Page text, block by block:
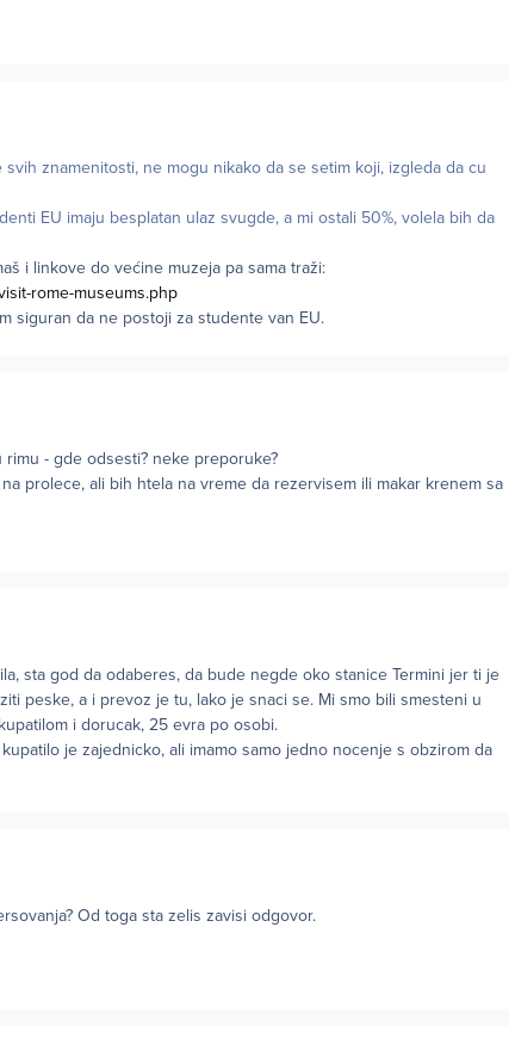
znamenitosti, ne mogu nikako da se setim koji, izgleda da cu
EU imaju besplatan ulaz svugde, a mi ostali 50%, volela bih da
i linkove do većine muzeja pa sama traži:
rome-museums.php
siguran da ne postoji za studente van EU.
- gde odsesti? neke preporuke?
prolece, ali bih htela na vreme da rezervisem ili makar krenem sa
sta god da odaberes, da bude negde oko stanice Termini jer ti je
peske, a i prevoz je tu, lako je snaci se. Mi smo bili smesteni u
i dorucak, 25 evra po osobi.
je zajednicko, ali imamo samo jedno nocenje s obzirom da
Od toga sta zelis zavisi odgovor.